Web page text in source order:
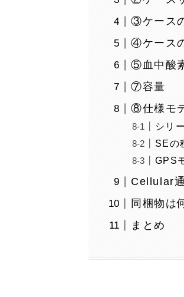
③ケース
④ケース
⑤血中酸
⑦容量
⑧仕様モ
シリ
SEの
GPS
Cellular
同梱物は
まとめ